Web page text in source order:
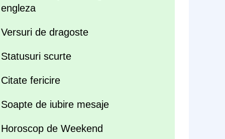
engleza
Versuri de dragoste
Statusuri scurte
Citate fericire
Soapte de iubire mesaje
Horoscop de Weekend